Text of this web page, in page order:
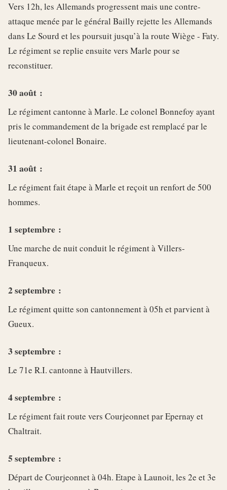
Vers 12h, les Allemands progressent mais une contre-
attaque menée par le général Bailly rejette les Allemands
dans Le Sourd et les poursuit jusqu’à la route Wiège - Faty.
Le régiment se replie ensuite vers Marle pour se
reconstituer.
30 août :
Le régiment cantonne à Marle. Le colonel Bonnefoy ayant
pris le commandement de la brigade est remplacé par le
lieutenant-colonel Bonaire.
31 août :
Le régiment fait étape à Marle et reçoit un renfort de 500
hommes.
1 septembre :
Une marche de nuit conduit le régiment à Villers-
Franqueux.
2 septembre :
Le régiment quitte son cantonnement à 05h et parvient à
Gueux.
3 septembre :
Le 71e R.I. cantonne à Hautvillers.
4 septembre :
Le régiment fait route vers Courjeonnet par Epernay et
Chaltrait.
5 septembre :
Départ de Courjeonnet à 04h. Etape à Launoit, les 2e et 3e